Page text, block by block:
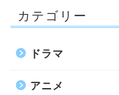
カテゴリー
ドラマ
アニメ